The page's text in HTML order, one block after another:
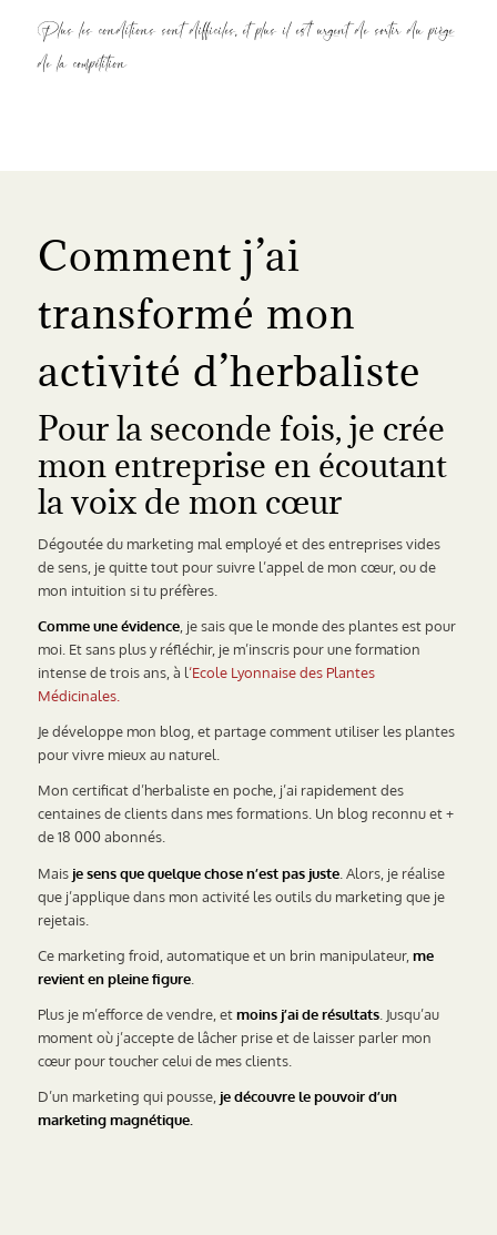
Plus les conditions sont difficiles, et plus il est urgent de sortir du piège
de la compétition
Comment j’ai
transformé mon
activité d’herbaliste
Pour la seconde fois, je crée
mon entreprise en écoutant
la voix de mon cœur
Dégoutée du marketing mal employé et des entreprises vides
de sens, je quitte tout pour suivre l’appel de mon cœur, ou de
mon intuition si tu préfères.
Comme une évidence, je sais que le monde des plantes est pour
moi. Et sans plus y réfléchir, je m’inscris pour une formation
intense de trois ans, à l‘Ecole Lyonnaise des Plantes
Médicinales.
Je développe mon blog, et partage comment utiliser les plantes
pour vivre mieux au naturel.
Mon certificat d’herbaliste en poche, j’ai rapidement des
centaines de clients dans mes formations. Un blog reconnu et +
de 18 000 abonnés.
Mais je sens que quelque chose n’est pas juste. Alors, je réalise
que j’applique dans mon activité les outils du marketing que je
rejetais.
Ce marketing froid, automatique et un brin manipulateur, me
revient en pleine figure.
Plus je m’efforce de vendre, etmoins j’ai de résultats. Jusqu’au
moment où j’accepte de lâcher prise et de laisser parler mon
cœur pour toucher celui de mes clients.
D’un marketing qui pousse, je découvre le pouvoir d’un
marketing magnétique.